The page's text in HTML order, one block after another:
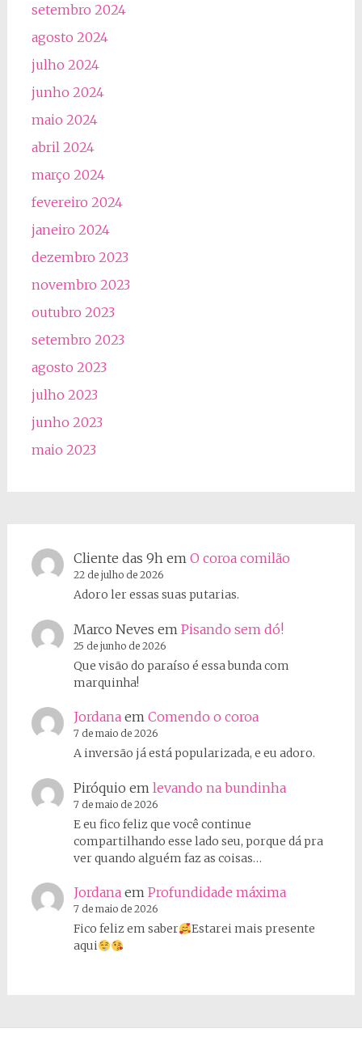
setembro 2024
agosto 2024
julho 2024
junho 2024
maio 2024
abril 2024
março 2024
fevereiro 2024
janeiro 2024
dezembro 2023
novembro 2023
outubro 2023
setembro 2023
agosto 2023
julho 2023
junho 2023
maio 2023
Cliente das 9h em O coroa comilão
22 de julho de 2026
Adoro ler essas suas putarias.
Marco Neves em Pisando sem dó!
25 de junho de 2026
Que visão do paraíso é essa bunda com
marquinha!
Jordanaem Comendo o coroa
7 de maio de 2026
A inversão já está popularizada, e eu adoro.
Piróquio em levando na bundinha
7 de maio de 2026
E eu fico feliz que você continue
compartilhando esse lado seu, porque dá pra
ver quando alguém faz as coisas…
Jordanaem Profundidade máxima
7 de maio de 2026
Fico feliz em saber
Estarei mais presente
aqui